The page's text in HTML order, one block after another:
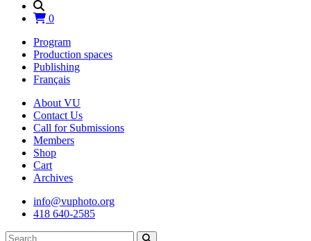
0
Program
Production spaces
Publishing
Français
About VU
Contact Us
Call for Submissions
Members
Shop
Cart
Archives
info@vuphoto.org
418 640-2585